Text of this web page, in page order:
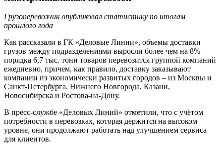
Грузоперевозчик опубликовал статистику по итогам
прошлого года
Как рассказали в ГК «Деловые Линии», объемы доставки
грузов между подразделениями выросли более чем на 8% —
порядка 6,7 тыс. тонн товаров перевозится группой компаний
ежедневно, причем, как правило, доставку заказывают
компании из экономически развитых городов – из Москвы и
Санкт-Петербурга, Нижнего Новгорода, Казани,
Новосибирска и Ростова-на-Дону.
В пресс-службе «Деловых Линий» отметили, что с учётом
потребности в перевозках, которая держится на высоком
уровне, они продолжают работать над улучшением сервиса
для клиентов.